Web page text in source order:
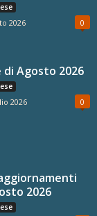
2026 0
di Agosto 2026
2026 0
aggiornamenti
2026